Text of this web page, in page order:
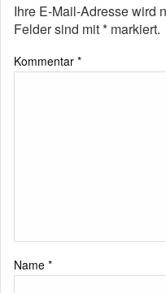
Ihre E-Mail-Adresse wird
Felder sind mit* markiert.
Kommentar *
Name *